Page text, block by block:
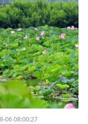
06 08:00:27